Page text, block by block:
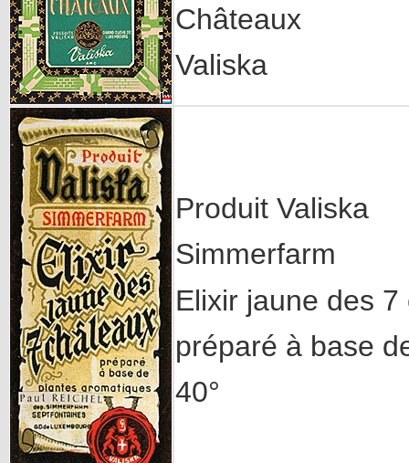
Châteaux
Valiska
Produit Valiska
Simmerfarm
Elixir jaune des 7
préparé à base
40°